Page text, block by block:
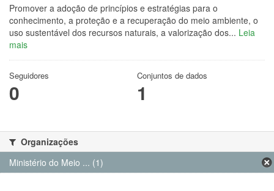
Promover a adoção de princípios e estratégias para o
conhecimento, a proteção e a recuperação do meio ambiente, o
uso sustentável dos recursos naturais, a valorização dos... Leia
mais
Seguidores
0
Conjuntos de dados
1
Organizações
Ministério do Meio ... (1)